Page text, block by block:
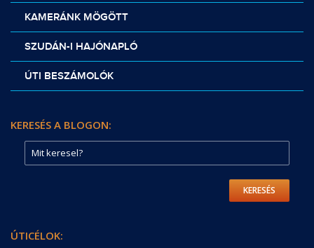
KAMERÁNK MÖGÖTT
SZUDÁN-I HAJÓNAPLÓ
ÚTI BESZÁMOLÓK
KERESÉS A BLOGON:
KERESÉS
ÚTICÉLOK: